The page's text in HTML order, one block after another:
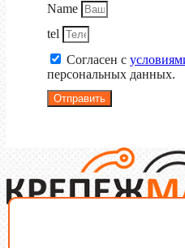
Name
tel
Согласен с
персональных данных.
Отправить